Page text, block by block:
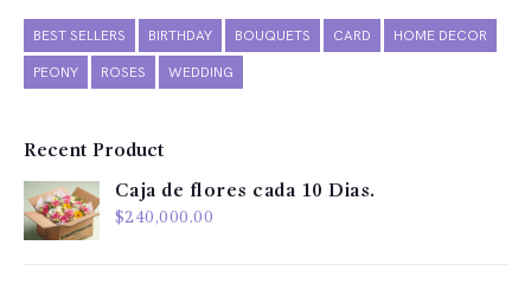
BEST SELLERS BIRTHDAY BOUQUETS CARD HOME DECOR
PEONY ROSES WEDDING
Recent Product
Caja de flores cada 10 Dias.
$240,000.00